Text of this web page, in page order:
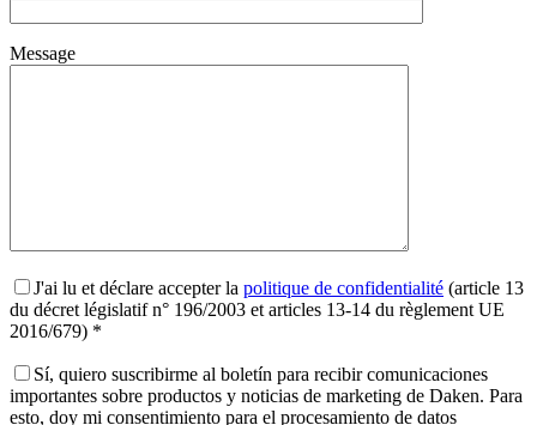
Message
J'ai lu et déclare accepter la politique de confidentialité (article 13
du décret législatif n° 196/2003 et articles 13-14 du règlement UE
2016/679) *
Sí, quiero suscribirme al boletín para recibir comunicaciones
importantes sobre productos y noticias de marketing de Daken. Para
esto, doy mi consentimiento para el procesamiento de datos